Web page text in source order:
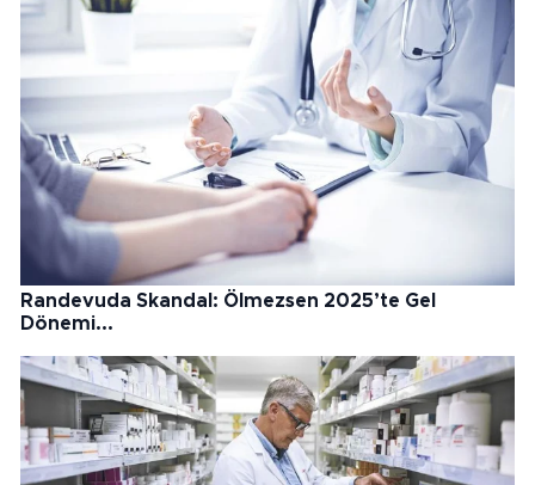
Randevuda Skandal: Ölmezsen 2025’te Gel
Dönemi...